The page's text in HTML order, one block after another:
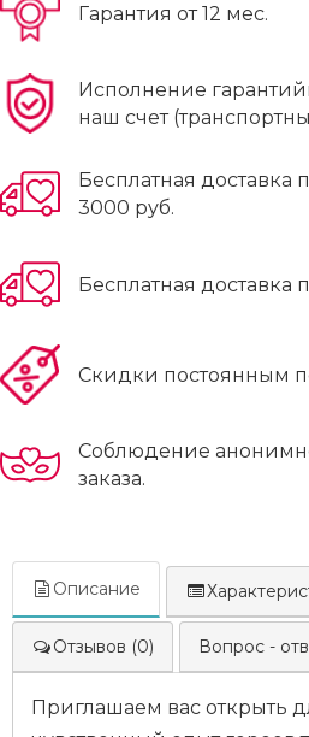
Гарантия от 12 мес.
Исполнение
наш счет
Бесплатная доставка
3000 руб.
Бесплатная доставка
Скидки постоянным
Соблюдение
заказа.
Описание
Отзывов (0) Вопрос -
Приглашаем вас открыть